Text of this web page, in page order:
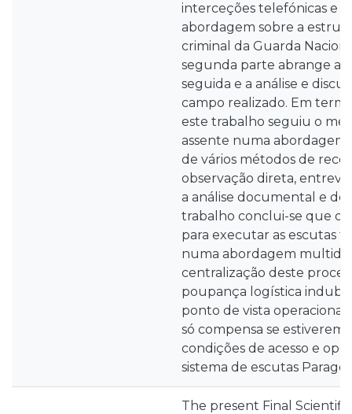
interceções telefónicas e
abordagem sobre a
criminal da Guarda
segunda parte abrange a
seguida e a análise e
campo realizado. Em
este trabalho seguiu o
assente numa abordagem
de vários métodos de
observação direta,
a análise documental e
trabalho conclui-se que o
para executar as escutas
numa abordagem
centralização deste
poupança logística
ponto de vista
só compensa se estiverem
condições de acesso e
sistema de escutas
The present Final